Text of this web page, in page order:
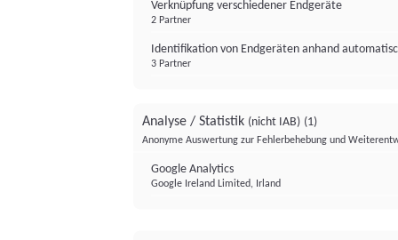
Verknüpfung verschiedener Endgeräte
2 Partner
Identifikation von Endgeräten anhand
3 Partner
Analyse / Statistik (nicht IAB) (1)
Anonyme Auswertung zur Fehlerbehebung und
Google Analytics
Google Ireland Limited, Irland